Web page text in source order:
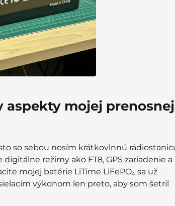
aspekty mojej prenosnej
so sebou nosím krátkovlnnú
režimy ako FT8, GPS zariadenie a
mojej batérie LiTime LiFePO₄ sa už
výkonom len preto, aby som šetril